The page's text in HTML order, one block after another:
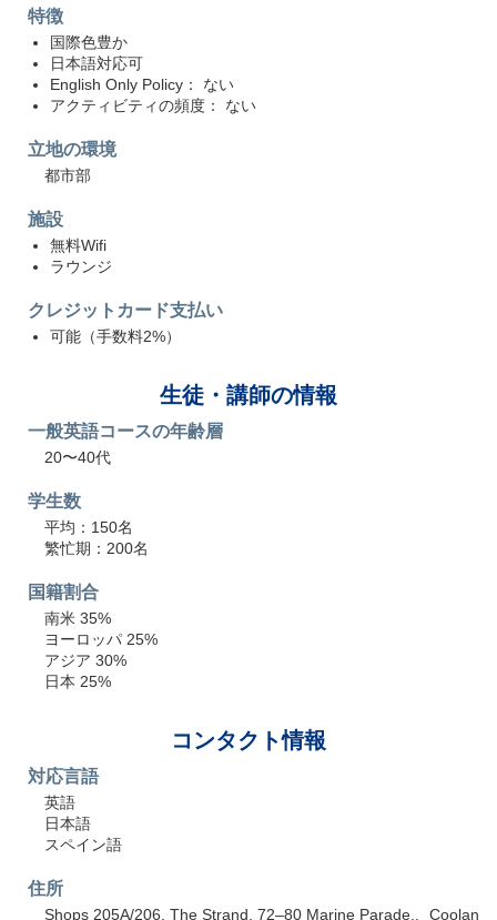
特徴
国際色豊か
日本語対応可
English Only Policy： ない
アクティビティの頻度： ない
立地の環境
都市部
施設
無料Wifi
ラウンジ
クレジットカード支払い
可能（手数料2%）
生徒・講師の情報
一般英語コースの年齢層
20〜40代
学生数
平均：150名
繁忙期：200名
国籍割合
南米 35%
ヨーロッパ 25%
アジア 30%
日本 25%
コンタクト情報
対応言語
英語
日本語
スペイン語
住所
Shops 205A/206, The Strand, 72–80 Marine Parade,
Coolan